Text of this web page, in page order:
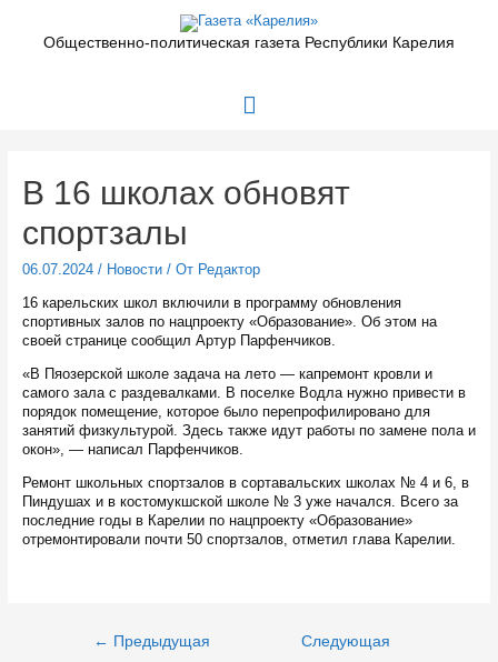
содержимомуОбщественно-политическая газета Республики Карелия
Главное
В 16 школах обновят
спортзалы
06.07.2024/ Новости/ От Редактор
16 карельских школ включили в программу обновления
спортивных залов по нацпроекту «Образование». Об этом на
своей странице сообщил Артур Парфенчиков.
«В Пяозерской школе задача на лето — капремонт кровли и
самого зала с раздевалками. В поселке Водла нужно привести в
порядок помещение, которое было перепрофилировано для
занятий физкультурой. Здесь также идут работы по замене пола и
окон», — написал Парфенчиков.
Ремонт школьных спортзалов в сортавальских школах № 4 и 6, в
Пиндушах и в костомукшской школе № 3 уже начался. Всего за
последние годы в Карелии по нацпроекту «Образование»
отремонтировали почти 50 спортзалов, отметил глава Карелии.
Навигация
← Предыдущая
Следующая